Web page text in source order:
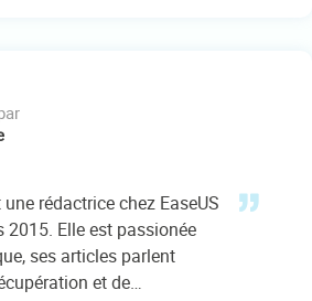
et la restauration de leurs
rédactrice chez EaseUS
2015. Elle est passionée
ses articles parlent
et de